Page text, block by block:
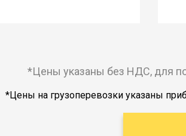
*Цены указаны без НДС, для
*Цены на грузоперевозки указаны